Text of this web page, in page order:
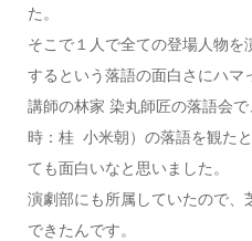
た。
そこで１人で全ての登場人物
するという落語の面白さにハマ
講師の林家 染丸師匠の落語会
時：桂 小米朝）の落語を観た
ても面白いなと思いました。
演劇部にも所属していたので
できたんです。